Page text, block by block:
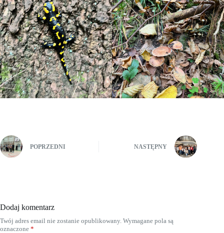
POPRZEDNI NASTĘPNY
Dodaj komentarz
Twój adres email nie zostanie opublikowany. Wymagane pola są
oznaczone *